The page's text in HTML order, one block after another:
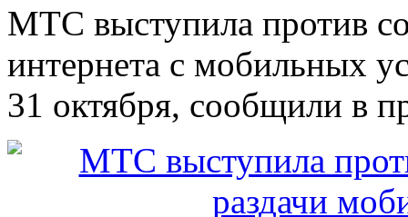
МТС выступила против
интернета с мобильных
31 октября, сообщили в